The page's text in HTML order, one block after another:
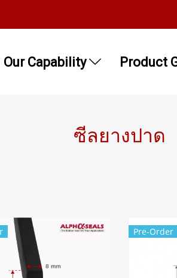
Our Capability Product
ซีลยางปาด
Pre-Order